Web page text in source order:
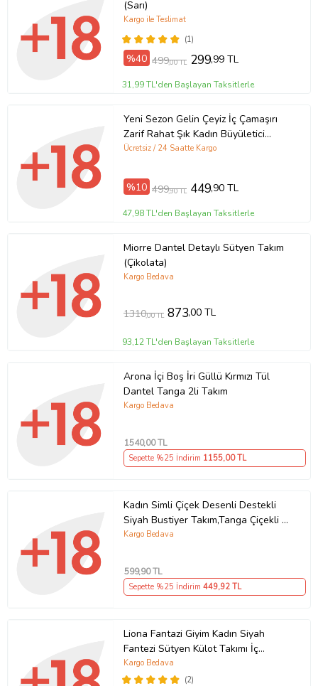
(Sarı)
(1)
Kargo ile Teslimat
%40 499,00 TL 299,99 TL
31,99 TL'den Başlayan Taksitlerle
Yeni Sezon Gelin Çeyiz İç Çamaşırı
Zarif Rahat Şık Kadın Büyületici
Beyaz Atlet Külot Takım
Ücretsiz / 24 Saatte Kargo
%10 499,90 TL 449,90 TL
47,98 TL'den Başlayan Taksitlerle
Miorre Dantel Detaylı Sütyen Takım
(Çikolata)
Kargo Bedava
1310,00 TL 873,00 TL
93,12 TL'den Başlayan Taksitlerle
Arona İçi Boş İri Güllü Kırmızı Tül
Dantel Tanga 2li Takım
Kargo Bedava
1540,00 TL
Sepette %25 İndirim 1155,00 TL
Kadın Simli Çiçek Desenli Destekli
Siyah Bustiyer Takım,Tanga Çiçekli İç
Çamaşırı, Bralet Takımı (Leopar)
Kargo Bedava
599,90 TL
Sepette %25 İndirim 449,92 TL
Liona Fantazi Giyim Kadın Siyah
Fantezi Sütyen Külot Takımı İç
Çamaşırı
(2)
Kargo Bedava